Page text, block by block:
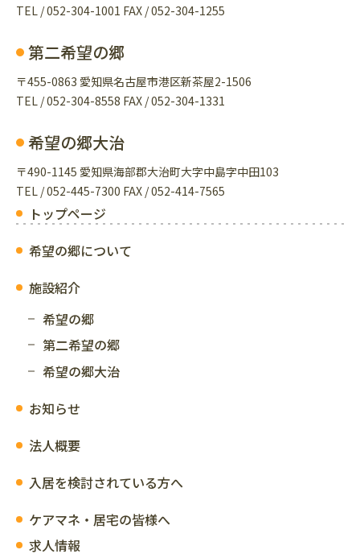
TEL / 052-304-1001 FAX / 052-304-1255
第二希望の郷
〒455-0863 愛知県名古屋市港区新茶屋2-1506
TEL / 052-304-8558 FAX / 052-304-1331
希望の郷大治
〒490-1145 愛知県海部郡大治町大字中島字中田103
TEL / 052-445-7300 FAX / 052-414-7565
トップページ
希望の郷について
施設紹介
希望の郷
第二希望の郷
希望の郷大治
お知らせ
法人概要
入居を検討されている方へ
ケアマネ・居宅の皆様へ
求人情報